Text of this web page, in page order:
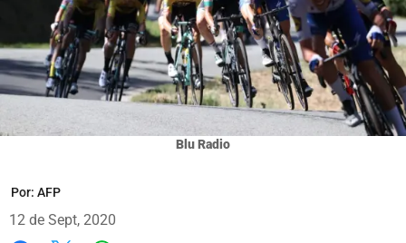
Blu Radio
Por: AFP
12 de Sept, 2020